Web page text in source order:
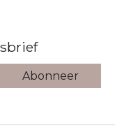
Abonneer